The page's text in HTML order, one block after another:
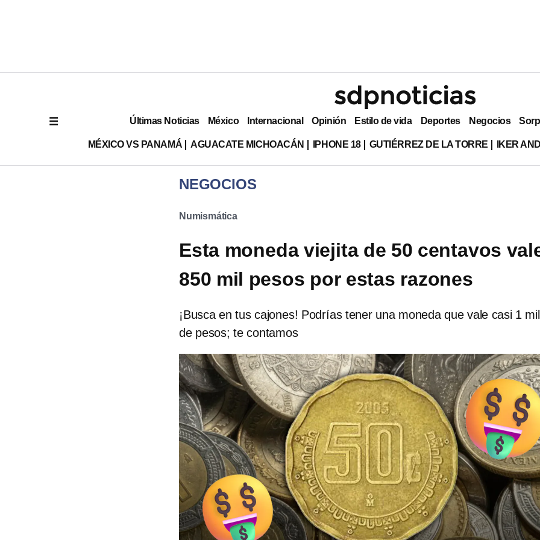
Últimas Noticias México Internacional Opinión Estilo de vida Deportes Negocios
MÉXICO VS PANAMÁ AGUACATE MICHOACÁN IPHONE 18 GUTIÉRREZ DE LA TORRE IKER
NEGOCIOS
Numismática
Esta moneda viejita de 50 centavos
850 mil pesos por estas razones
¡Busca en tus cajones! Podrías tener una moneda que vale casi 1
de pesos; te contamos